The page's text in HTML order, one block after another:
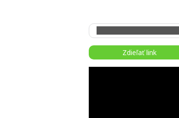
Zdieľať link